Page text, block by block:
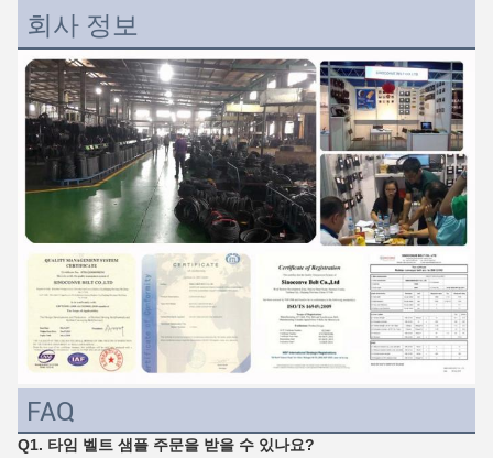
회사 정보
FAQ
Q1. 타임 벨트 샘플 주문을 받을 수 있나요?